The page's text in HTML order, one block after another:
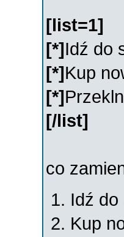
[list=1]
[*]Idź do
[*]Kup
[*]
[/list]
co
Idź do
Kup